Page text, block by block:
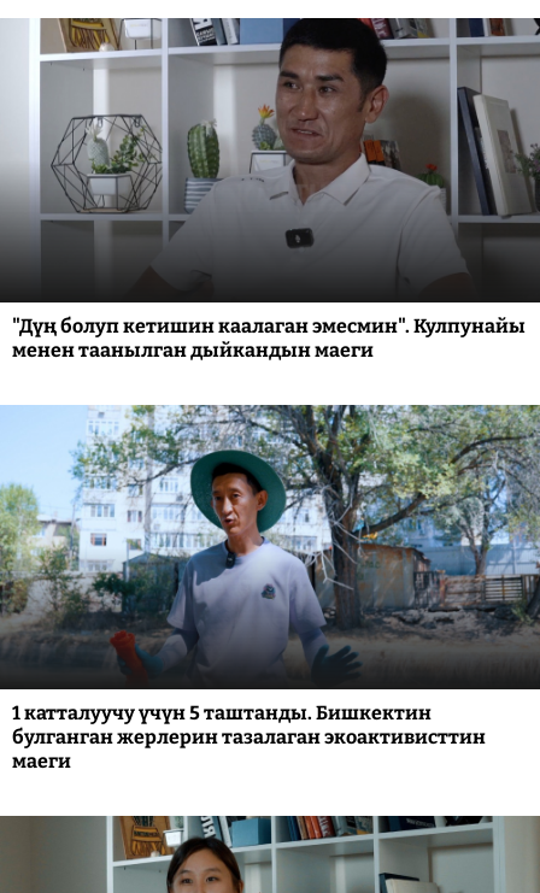
"Дүң болуп кетишин каалаган эмесмин". Кулпунайы
менен таанылган дыйкандын маеги
1 катталуучу үчүн 5 таштанды. Бишкектин
булганган жерлерин тазалаган экоактивисттин
маеги